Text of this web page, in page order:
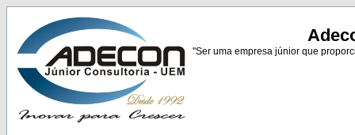
"Ser uma empresa júnior que